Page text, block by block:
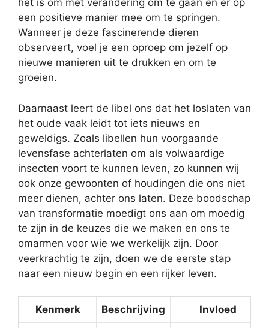
het is om met verandering om te gaan en er op
een positieve manier mee om te springen.
Wanneer je deze fascinerende dieren
observeert, voel je een oproep om jezelf op
nieuwe manieren uit te drukken en om te
groeien.
Daarnaast leert de libel ons dat het loslaten van
het oude vaak leidt tot iets nieuws en
geweldigs. Zoals libellen hun voorgaande
levensfase achterlaten om als volwaardige
insecten voort te kunnen leven, zo kunnen wij
ook onze gewoonten of houdingen die ons niet
meer dienen, achter ons laten. Deze boodschap
van transformatie moedigt ons aan om moedig
te zijn in de keuzes die we maken en ons te
omarmen voor wie we werkelijk zijn. Door
veerkrachtig te zijn, doen we de eerste stap
naar een nieuw begin en een rijker leven.
Kenmerk Beschrijving Invloed